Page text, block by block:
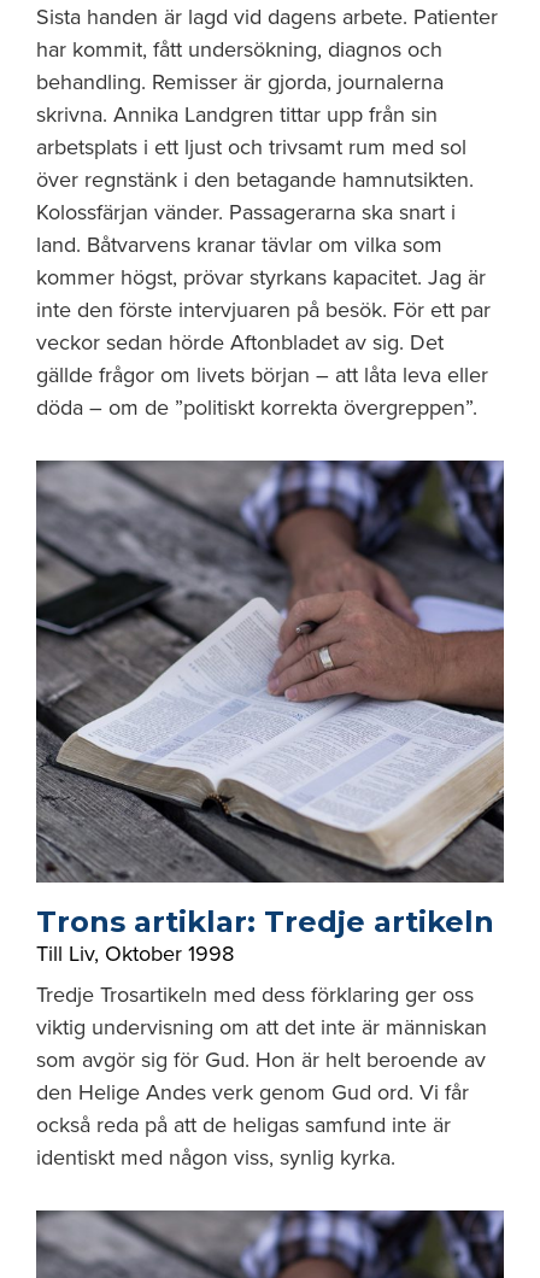
Sista handen är lagd vid dagens arbete. Patienter
har kommit, fått undersökning, diagnos och
behandling. Remisser är gjorda, journalerna
skrivna. Annika Landgren tittar upp från sin
arbetsplats i ett ljust och trivsamt rum med sol
över regnstänk i den betagande hamnutsikten.
Kolossfärjan vänder. Passagerarna ska snart i
land. Båtvarvens kranar tävlar om vilka som
kommer högst, prövar styrkans kapacitet. Jag är
inte den förste intervjuaren på besök. För ett par
veckor sedan hörde Aftonbladet av sig. Det
gällde frågor om livets början – att låta leva eller
döda – om de ”politiskt korrekta övergreppen”.
Trons artiklar: Tredje artikeln
Till Liv, Oktober 1998
Tredje Trosartikeln med dess förklaring ger oss
viktig undervisning om att det inte är människan
som avgör sig för Gud. Hon är helt beroende av
den Helige Andes verk genom Gud ord. Vi får
också reda på att de heligas samfund inte är
identiskt med någon viss, synlig kyrka.